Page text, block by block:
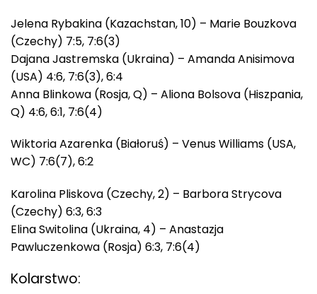
Jelena Rybakina (Kazachstan, 10) – Marie Bouzkova
(Czechy) 7:5, 7:6(3)
Dajana Jastremska (Ukraina) – Amanda Anisimova
(USA) 4:6, 7:6(3), 6:4
Anna Blinkowa (Rosja, Q) – Aliona Bolsova (Hiszpania,
Q) 4:6, 6:1, 7:6(4)
Wiktoria Azarenka (Białoruś) – Venus Williams (USA,
WC) 7:6(7), 6:2
Karolina Pliskova (Czechy, 2) – Barbora Strycova
(Czechy) 6:3, 6:3
Elina Switolina (Ukraina, 4) – Anastazja
Pawluczenkowa (Rosja) 6:3, 7:6(4)
Kolarstwo: